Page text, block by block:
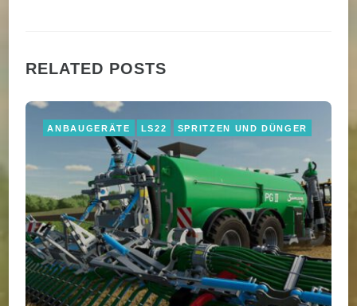
RELATED POSTS
ANBAUGERÄTE LS22 SPRITZEN UND DÜNGER